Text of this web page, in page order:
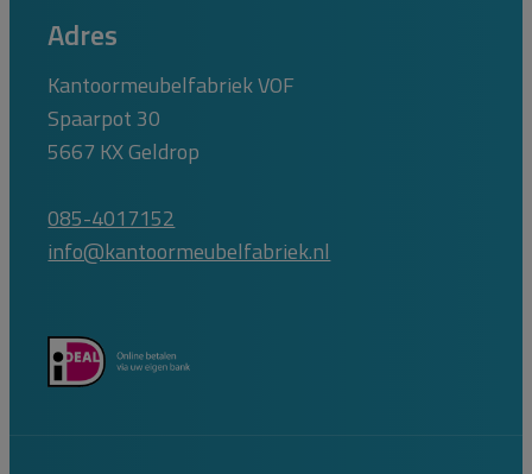
Adres
Kantoormeubelfabriek VOF
Spaarpot 30
5667 KX Geldrop
085-4017152
info@kantoormeubelfabriek.nl